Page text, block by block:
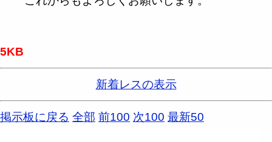
5KB
新着レスの表示
掲示板に戻る 全部 前100 次100 最新50